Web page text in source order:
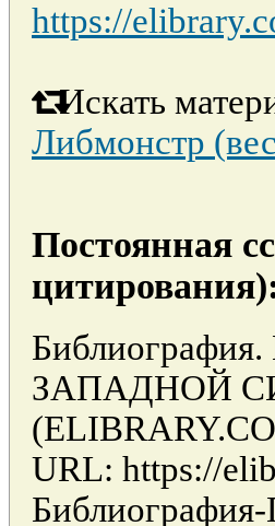
https://
Искать
Либмонстр
Постоянная
ЗАПАДНОЙ
URL: https://